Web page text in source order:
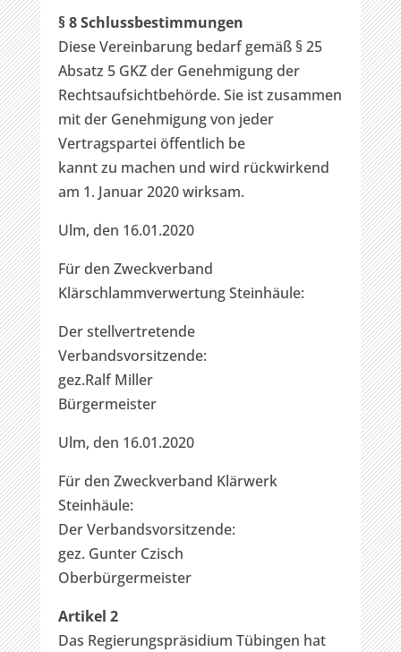
§ 8 Schlussbestimmungen
Diese Vereinbarung bedarf gemäß § 25
Absatz 5 GKZ der Genehmigung der
Rechtsaufsichtbehörde. Sie ist zusammen
mit der Genehmigung von jeder
Vertragspartei öffentlich be
kannt zu machen und wird rückwirkend
am 1. Januar 2020 wirksam.
Ulm, den 16.01.2020
Für den Zweckverband
Klärschlammverwertung Steinhäule:
Der stellvertretende
Verbandsvorsitzende:
gez.Ralf Miller
Bürgermeister
Ulm, den 16.01.2020
Für den Zweckverband Klärwerk
Steinhäule:
Der Verbandsvorsitzende:
gez. Gunter Czisch
Oberbürgermeister
Artikel 2
Das Regierungspräsidium Tübingen hat